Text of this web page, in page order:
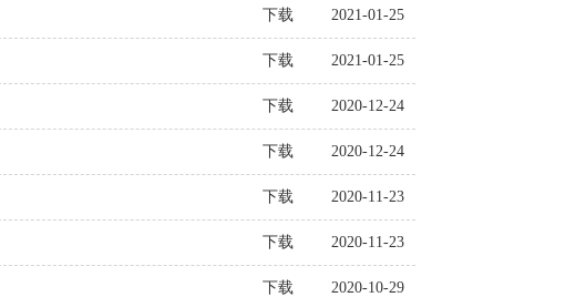
下载 2021-01-25
下载 2021-01-25
下载 2020-12-24
下载 2020-12-24
下载 2020-11-23
下载 2020-11-23
下载 2020-10-29